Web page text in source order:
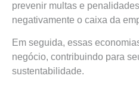
prevenir multas e
negativamente o caixa da
Em seguida, essas
negócio, contribuindo para
sustentabilidade.